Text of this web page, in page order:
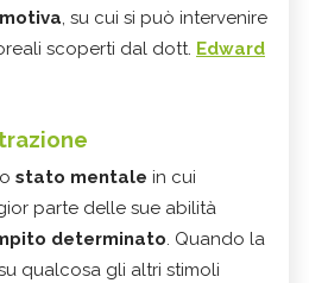
, su cui si può intervenire
scoperti dal dott. Edward
stato mentale in cui
parte delle sue abilità
determinato. Quando la
qualcosa gli altri stimoli